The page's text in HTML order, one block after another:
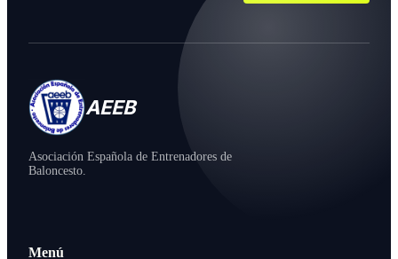
AEEB
Asociación Española de Entrenadores de
Baloncesto.
Menú